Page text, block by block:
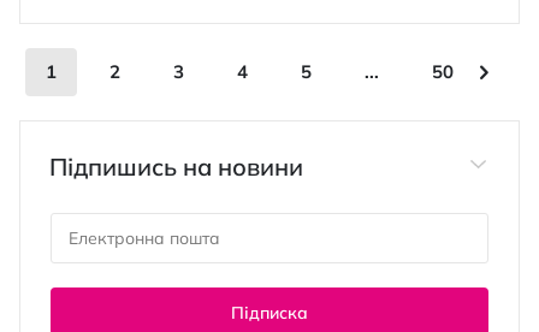
You're currently reading page
1 Сторінка
2 Сторінка
3 Сторінка
4 Сторінка
5 ... Сторінка
50
Підпишись на новини
Підписка